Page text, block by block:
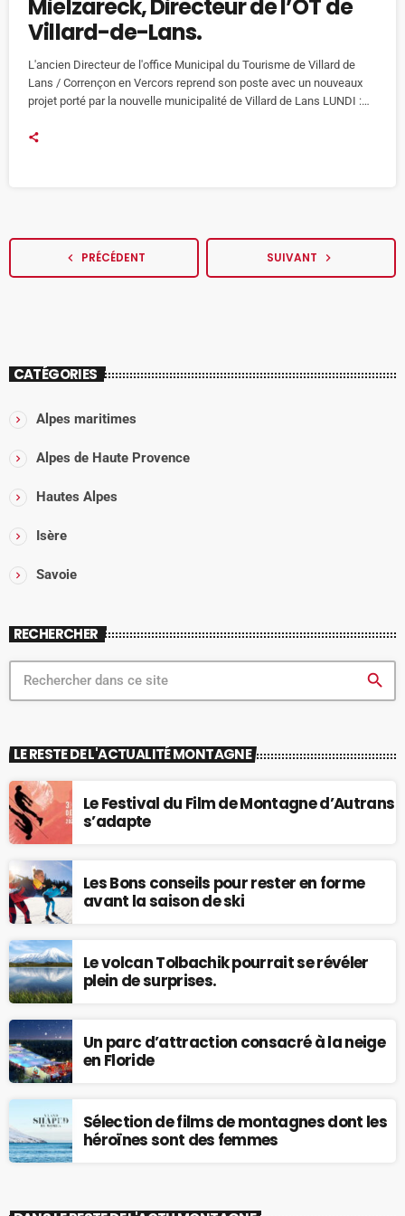
Mielzareck, Directeur de l’OT de
Villard-de-Lans.
L'ancien Directeur de l'office Municipal du Tourisme de Villard de
Lans / Corrençon en Vercors reprend son poste avec un nouveaux
projet porté par la nouvelle municipalité de Villard de Lans LUNDI :
le contexte du Tour de France. Une entrée en matière mouvementée
navigate_before PRÉCÉDENT SUIVANT navigate_next
CATÉGORIES
Alpes maritimes
Alpes de Haute Provence
Hautes Alpes
Isère
Savoie
RECHERCHER
search
LE RESTE DE L'ACTUALITÉ MONTAGNE
Le Festival du Film de Montagne d’Autrans
s’adapte
Les Bons conseils pour rester en forme
avant la saison de ski
Le volcan Tolbachik pourrait se révéler
plein de surprises.
Un parc d’attraction consacré à la neige
en Floride
Sélection de films de montagnes dont les
héroïnes sont des femmes